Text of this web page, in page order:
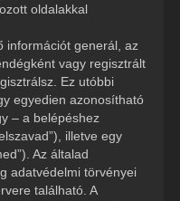
oldalakkal
információt generál, az
vagy regisztrált
Ez utóbbi
egyedien azonosítható
– a belépéshez
illetve egy
Az általad
adatvédelmi törvényei
található. A